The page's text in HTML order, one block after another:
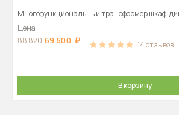
Многофункциональный трансформер шкаф-
Цена
88 820 69 500 14отзывов
В корзину